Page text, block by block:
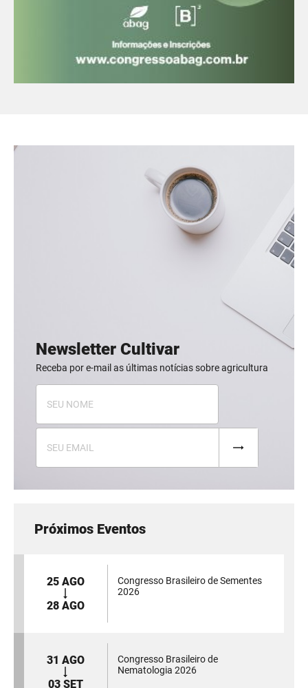
Newsletter Cultivar
Receba por e-mail as últimas notícias sobre agricultura
Próximos Eventos
25 AGO
28 AGO
Congresso Brasileiro de Sementes
2026
31 AGO
03 SET
Congresso Brasileiro de
Nematologia 2026